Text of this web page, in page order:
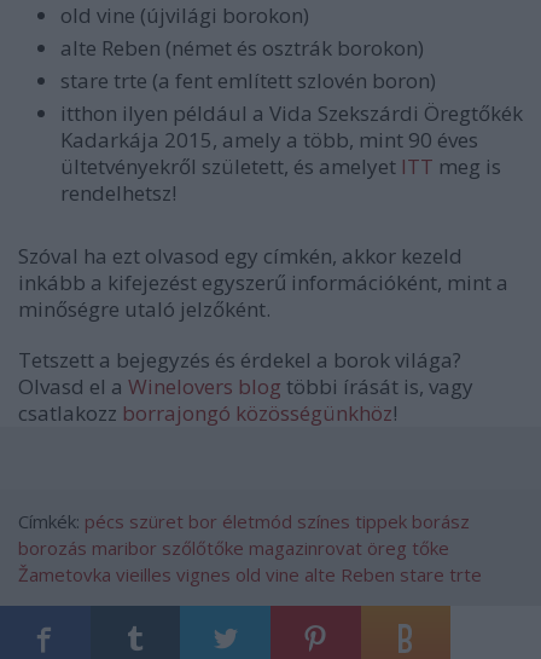
old vine (újvilági borokon)
alte Reben (német és osztrák borokon)
stare trte (a fent említett szlovén boron)
itthon ilyen például a Vida Szekszárdi Öregtőkék
Kadarkája 2015, amely a több, mint 90 éves
ültetvényekről született, és amelyet ITT meg is
rendelhetsz!
Szóval ha ezt olvasod egy címkén, akkor kezeld
inkább a kifejezést egyszerű információként, mint a
minőségre utaló jelzőként.
Tetszett a bejegyzés és érdekel a borok világa?
Olvasd el a Winelovers blog többi írását is, vagy
csatlakozz borrajongó közösségünkhöz!
Címkék: pécs szüret bor életmód színes tippek borász
borozás maribor szőlőtőke magazinrovat öreg tőke
Žametovka vieilles vignes old vine alte Reben stare trte